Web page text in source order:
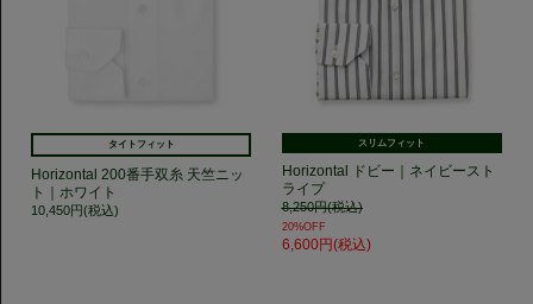
タイトフィット
Horizontal 200番手双糸 天竺ニッ
ト｜ホワイト
10,450円(税込)
スリムフィット
Horizontal ドビー｜ネイビースト
ライプ
8,250円(税込)
20%OFF
6,600円(税込)